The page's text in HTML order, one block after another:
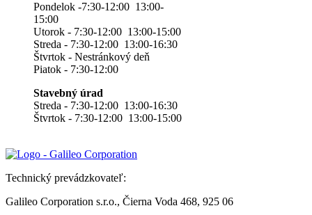
Pondelok -7:30-12:00 13:00-
15:00
Utorok - 7:30-12:00 13:00-15:00
Streda - 7:30-12:00 13:00-16:30
Štvrtok - Nestránkový deň
Piatok - 7:30-12:00
Stavebný úrad
Streda - 7:30-12:00 13:00-16:30
Štvrtok - 7:30-12:00 13:00-15:00
Technický prevádzkovateľ:
Galileo Corporation s.r.o., Čierna Voda 468, 925 06